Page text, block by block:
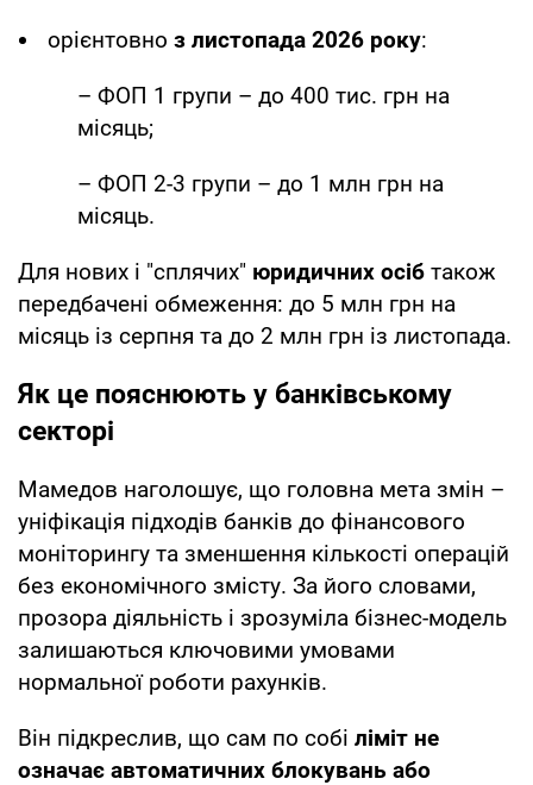
орієнтовно з листопада 2026 року:
– ФОП 1 групи – до 400 тис. грн на
місяць;
– ФОП 2-3 групи – до 1 млн грн на
місяць.
Для нових і "сплячих" юридичних осіб також
передбачені обмеження: до 5 млн грн на
місяць із серпня та до 2 млн грн із листопада.
Як це пояснюють у банківському
секторі
Мамедов наголошує, що головна мета змін –
уніфікація підходів банків до фінансового
моніторингу та зменшення кількості операцій
без економічного змісту. За його словами,
прозора діяльність і зрозуміла бізнес-модель
залишаються ключовими умовами
нормальної роботи рахунків.
Він підкреслив, що сам по собі ліміт не
означає автоматичних блокувань або